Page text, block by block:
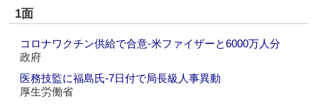
1面
コロナワクチン供給で合意‐米ファイザーと6000万人分
政府
医務技監に福島氏‐7日付で局長級人事異動
厚生労働省